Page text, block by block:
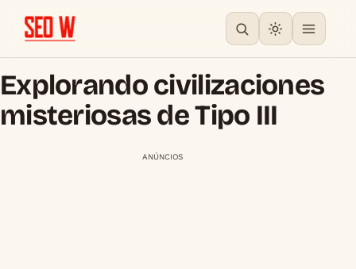
Explorando civilizaciones
misteriosas de Tipo III
ANÚNCIOS